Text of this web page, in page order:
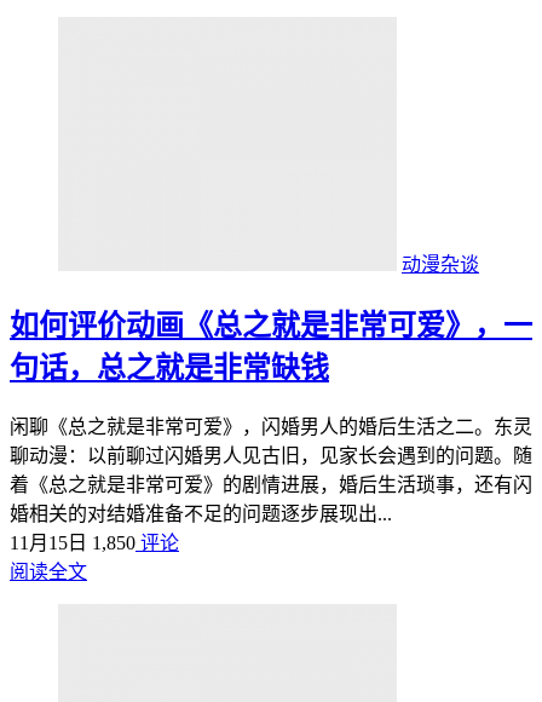
动漫杂谈
如何评价动画《总之就是非常可爱》，一
句话，总之就是非常缺钱
闲聊《总之就是非常可爱》，闪婚男人的婚后生活之二。东灵
聊动漫：以前聊过闪婚男人见古旧，见家长会遇到的问题。随
着《总之就是非常可爱》的剧情进展，婚后生活琐事，还有闪
婚相关的对结婚准备不足的问题逐步展现出...
11月15日 1,850 评论
阅读全文